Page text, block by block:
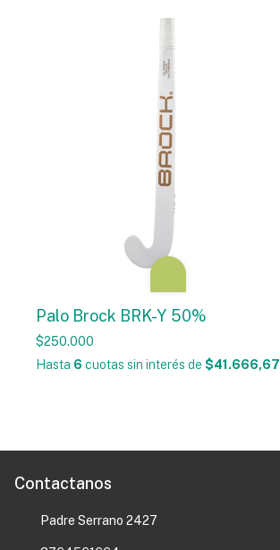
Palo Brock BRK-Y 50%
$250.000
Hasta 6 cuotas sin interés de $41.666,67
Contactanos
Padre Serrano 2427